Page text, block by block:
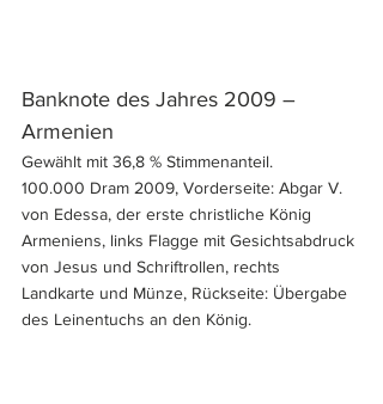
Banknote des Jahres 2009 –
Armenien
Gewählt mit 36,8 % Stimmenanteil.
100.000 Dram 2009, Vorderseite: Abgar V.
von Edessa, der erste christliche König
Armeniens, links Flagge mit Gesichtsabdruck
von Jesus und Schriftrollen, rechts
Landkarte und Münze, Rückseite: Übergabe
des Leinentuchs an den König.